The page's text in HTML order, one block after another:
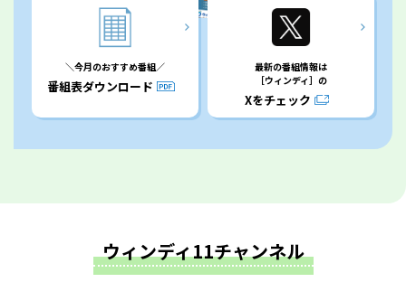
＼今月のおすすめ番組／
番組表ダウンロード
最新の番組情報は
［ウィンディ］の
Xをチェック
ウィンディ11チャンネル